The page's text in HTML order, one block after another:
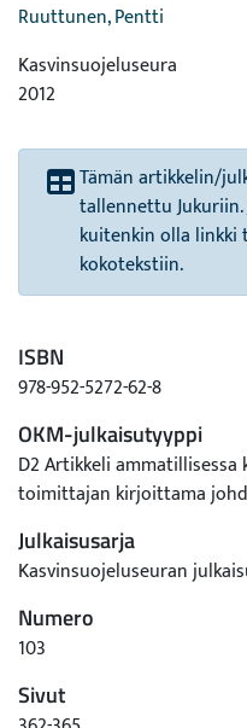
Ruuttunen, Pentti
Kasvinsuojeluseura
2012
Tämän artikkelin/
tallennettu
kuitenkin olla
kokotekstiin.
ISBN
978-952-5272-62-8
OKM-julkaisutyyppi
D2 Artikkeli ammatillisessa
toimittajan kirjoittama
Julkaisusarja
Kasvinsuojeluseuran
Numero
103
Sivut